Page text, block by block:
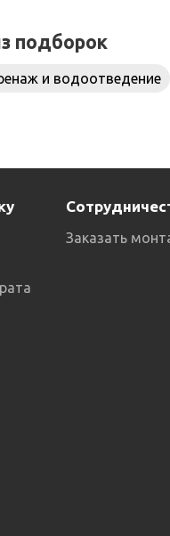
подборок
и водоотведение
Заказать